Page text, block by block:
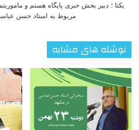
یکتا ؛ دبیر بخش خبری پایگاه هستم و ماموریتم
مربوط به استاد حسن
نوشته های مشابه